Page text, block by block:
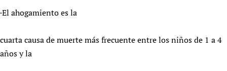
·El ahogamiento es la
cuarta causa de muerte más frecuente entre los niños de 1 a 4
años y la